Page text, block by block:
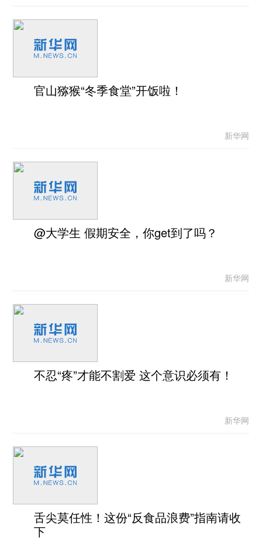
官山猕猴“冬季食堂”开饭啦！
新华网
@大学生 假期安全，你get到了吗？
新华网
不忍“疼”才能不割爱 这个意识必须有！
新华网
舌尖莫任性！这份“反食品浪费”指南请收
下